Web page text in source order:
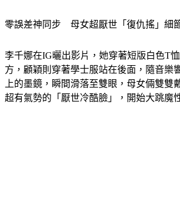
方，顧穎則穿著學士服站在後面，隨音樂
上的墨鏡，瞬間滑落至雙眼，母女倆雙雙
超有氣勢的「厭世冷酷臉」，開始大跳魔